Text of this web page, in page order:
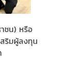
ชน) หรือ
ริมผู้ลงทุน